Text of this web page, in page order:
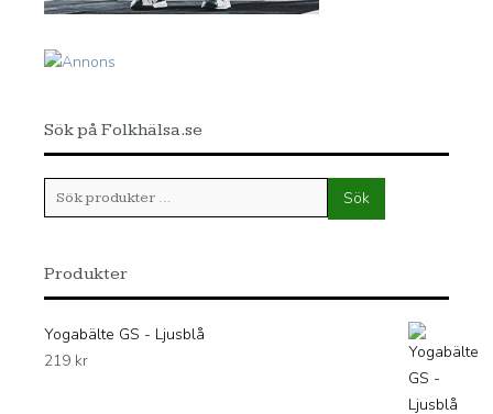
Sök på Folkhälsa.se
Sök
efter:
Sök
Produkter
Yogabälte GS - Ljusblå
219 kr